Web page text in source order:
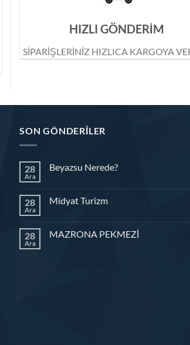
HIZLI GÖNDERİM
SİPARİŞLERİNİZ HIZLICA KARGOYA
SON GÖNDERILER
28
Ara
Beyazsu Nerede?
28
Ara
Midyat Turizm
28
Ara
MAZRONA PEKMEZİ